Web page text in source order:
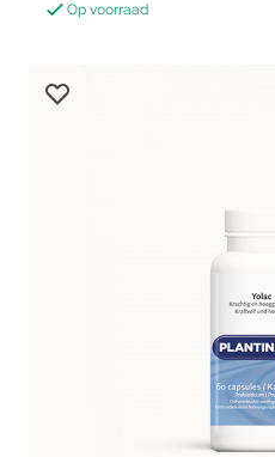
Op voorraad